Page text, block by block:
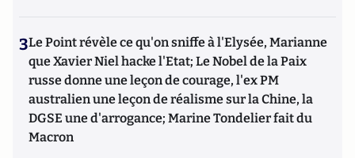
3Le Point révèle ce qu'on sniffe à l'Elysée, Marianne
que Xavier Niel hacke l'Etat; Le Nobel de la Paix
russe donne une leçon de courage, l'ex PM
australien une leçon de réalisme sur la Chine, la
DGSE une d'arrogance; Marine Tondelier fait du
Macron